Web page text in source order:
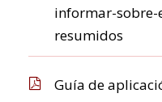
informar-sobre-
resumidos
Guía de